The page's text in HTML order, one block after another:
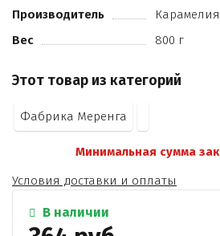
Производитель
Вес
800 г
Этот товар из категорий
Фабрика Меренга
Минимальная сумма
Условия доставки и оплаты
В наличии